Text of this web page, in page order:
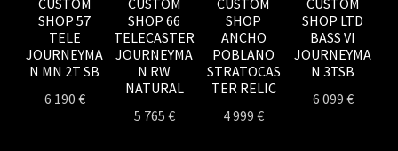
CUSTOM
SHOP 57
TELE
JOURNEYMA
N MN 2T SB
6 190 €
CUSTOM
SHOP 66
TELECASTER
JOURNEYMA
N RW
NATURAL
5 765 €
CUSTOM
SHOP
ANCHO
POBLANO
STRATOCAS
TER RELIC
4 999€
CUSTOM
SHOP LTD
BASS VI
JOURNEYMA
N 3TSB
6 099 €